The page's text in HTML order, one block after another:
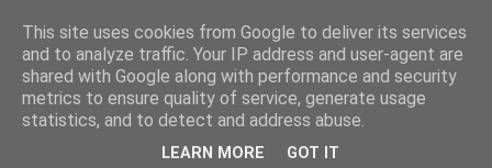
un sitio diferente
una casa para crecer, un castillo para soñar
This site uses cookies from Google to deliver its services
and to analyze traffic. Your IP address and user-agent are
shared with Google along with performance and security
metrics to ensure quality of service, generate usage
statistics, and to detect and address abuse.
LEARN MORE GOT IT